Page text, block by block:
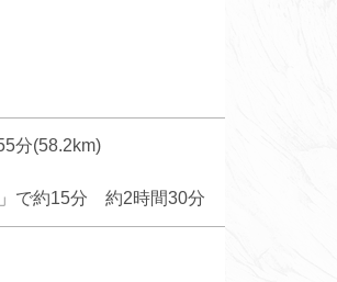
分(58.2km)
で約15分 約2時間30分